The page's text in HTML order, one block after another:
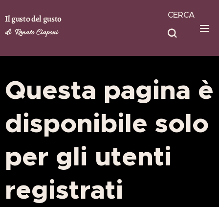
Il gusto del gusto
di Renato Ciaponi
CERCA
Questa pagina è
disponibile solo
per gli utenti
registrati